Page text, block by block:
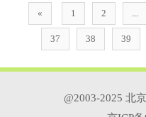
在
酵
« 1 2 ...
37 38 39
@2003-2025 北